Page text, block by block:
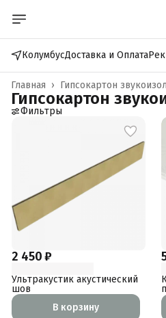
КолумбусДоставка и Оплата
Гипсокартон
Главная ›
Гипсокартон
Фильтры
2 450 ₽
Ультракустик акустический
шов
В корзину